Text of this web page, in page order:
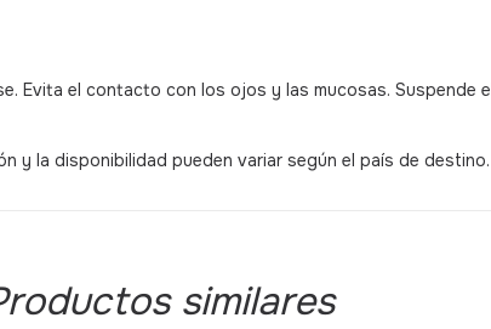
Evita el contacto con los ojos y las mucosas. Suspende
y la disponibilidad pueden variar según el país de destino.
similares